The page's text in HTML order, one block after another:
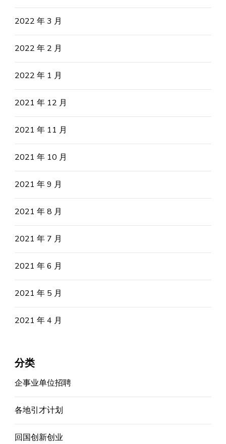
2022 年 3 月
2022 年 2 月
2022 年 1 月
2021 年 12 月
2021 年 11 月
2021 年 10 月
2021 年 9 月
2021 年 8 月
2021 年 7 月
2021 年 6 月
2021 年 5 月
2021 年 4 月
分类
企事业单位招聘
各地引才计划
回国创新创业